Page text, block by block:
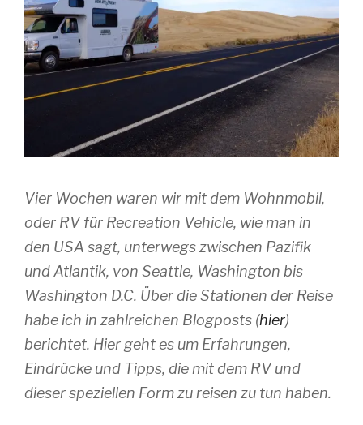
Vier Wochen waren wir mit dem Wohnmobil,
oder RV für Recreation Vehicle, wie man in
den USA sagt, unterwegs zwischen Pazifik
und Atlantik, von Seattle, Washington bis
Washington D.C. Über die Stationen der Reise
habe ich in zahlreichen Blogposts (hier)
berichtet. Hier geht es um Erfahrungen,
Eindrücke und Tipps, die mit dem RV und
dieser speziellen Form zu reisen zu tun haben.